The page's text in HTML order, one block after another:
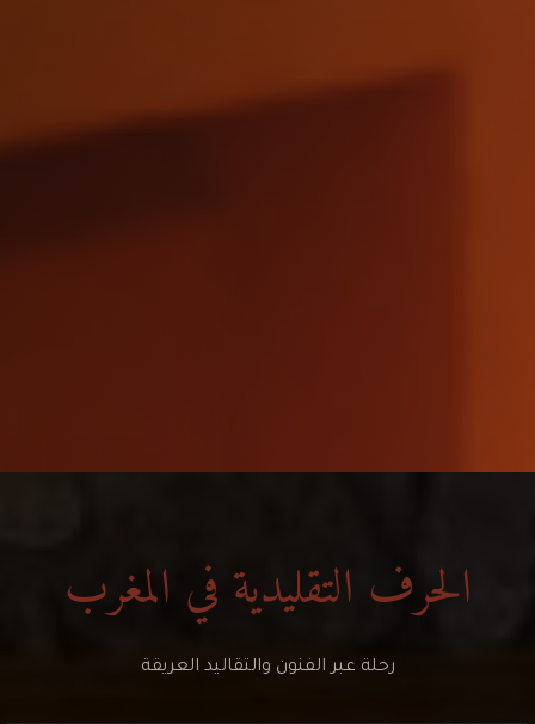
الحرف التقليدية في المغرب
رحلة عبر الفنون والتقاليد العريقة